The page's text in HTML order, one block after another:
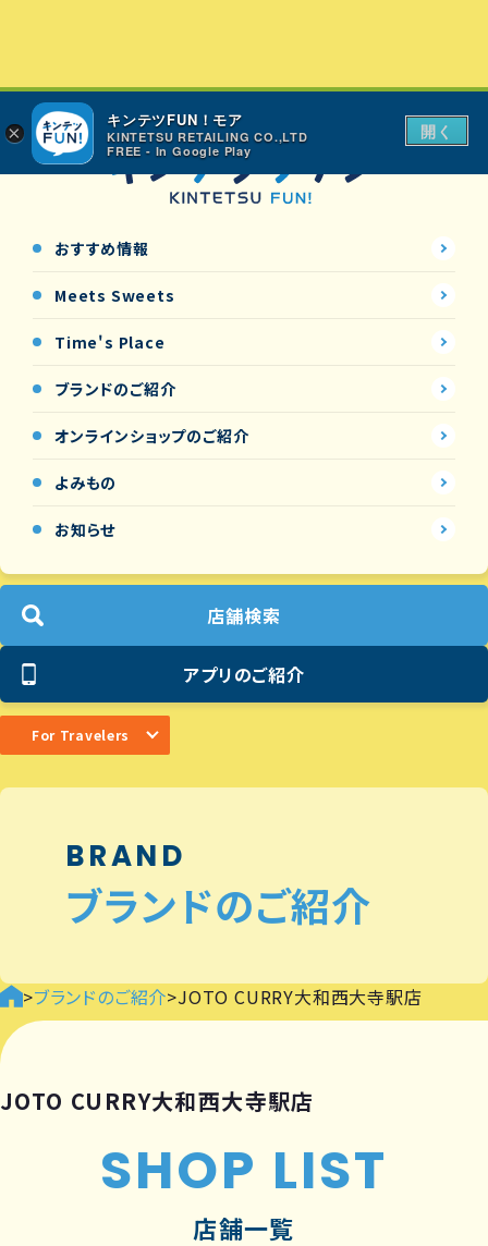
おすすめ情報
Meets Sweets
Time's Place
ブランドのご紹介
オンラインショップのご紹介
よみもの
お知らせ
店舗検索
アプリのご紹介
For Travelers
BRAND
ブランドのご紹介
>ブランドのご紹介>JOTO CURRY大和西大寺駅店
JOTO CURRY大和西大寺駅店
SHOP LIST
店舗一覧
×
キンテツFUN！モア
KINTETSU RETAILING CO.,LTD
FREE - In Google Play
開く